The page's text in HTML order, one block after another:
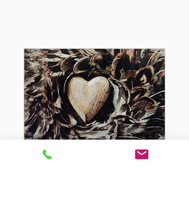
Kennenlerngespräch